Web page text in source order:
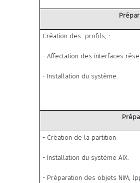
Création des profils, :
- Affectation des interfaces
- Installation du système.
- Création de la partition
- Installation du système AIX.
- Préparation des objets NIM,